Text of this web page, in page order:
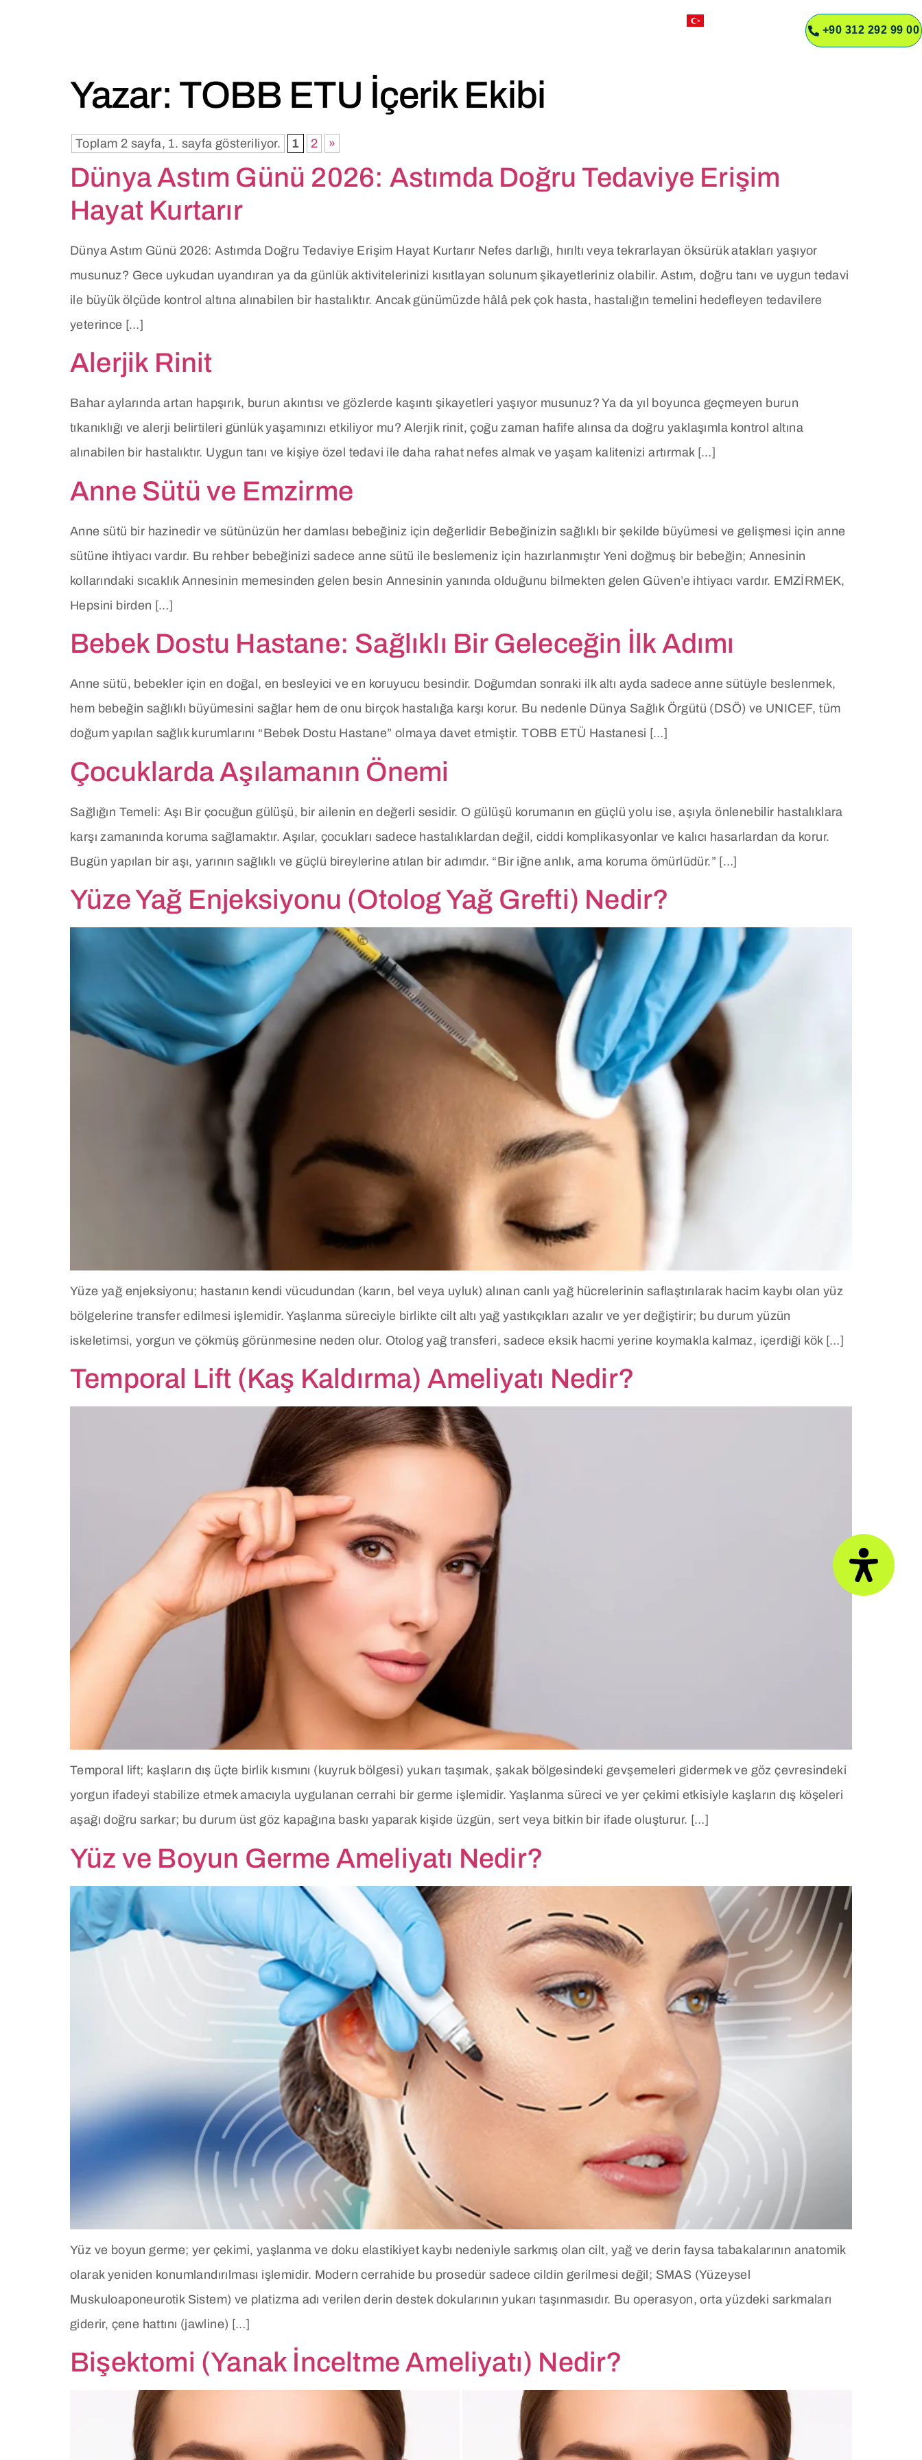
+90 312 292 99 00
Yazar: TOBB ETU İçerik Ekibi
Toplam 2 sayfa, 1. sayfa gösteriliyor. 1 2 »
Dünya Astım Günü 2026: Astımda Doğru Tedaviye Erişim
Hayat Kurtarır
Dünya Astım Günü 2026: Astımda Doğru Tedaviye Erişim Hayat Kurtarır Nefes darlığı, hırıltı veya tekrarlayan öksürük atakları yaşıyor
musunuz? Gece uykudan uyandıran ya da günlük aktivitelerinizi kısıtlayan solunum şikayetleriniz olabilir. Astım, doğru tanı ve uygun tedavi
ile büyük ölçüde kontrol altına alınabilen bir hastalıktır. Ancak günümüzde hâlâ pek çok hasta, hastalığın temelini hedefleyen tedavilere
yeterince […]
Alerjik Rinit
Bahar aylarında artan hapşırık, burun akıntısı ve gözlerde kaşıntı şikayetleri yaşıyor musunuz? Ya da yıl boyunca geçmeyen burun
tıkanıklığı ve alerji belirtileri günlük yaşamınızı etkiliyor mu? Alerjik rinit, çoğu zaman hafife alınsa da doğru yaklaşımla kontrol altına
alınabilen bir hastalıktır. Uygun tanı ve kişiye özel tedavi ile daha rahat nefes almak ve yaşam kalitenizi artırmak […]
Anne Sütü ve Emzirme
Anne sütü bir hazinedir ve sütünüzün her damlası bebeğiniz için değerlidir Bebeğinizin sağlıklı bir şekilde büyümesi ve gelişmesi için anne
sütüne ihtiyacı vardır. Bu rehber bebeğinizi sadece anne sütü ile beslemeniz için hazırlanmıştır Yeni doğmuş bir bebeğin; Annesinin
kollarındaki sıcaklık Annesinin memesinden gelen besin Annesinin yanında olduğunu bilmekten gelen Güven’e ihtiyacı vardır. EMZİRMEK,
Hepsini birden […]
Bebek Dostu Hastane: Sağlıklı Bir Geleceğin İlk Adımı
Anne sütü, bebekler için en doğal, en besleyici ve en koruyucu besindir. Doğumdan sonraki ilk altı ayda sadece anne sütüyle beslenmek,
hem bebeğin sağlıklı büyümesini sağlar hem de onu birçok hastalığa karşı korur. Bu nedenle Dünya Sağlık Örgütü (DSÖ) ve UNICEF, tüm
doğum yapılan sağlık kurumlarını “Bebek Dostu Hastane” olmaya davet etmiştir. TOBB ETÜ Hastanesi […]
Çocuklarda Aşılamanın Önemi
Sağlığın Temeli: Aşı Bir çocuğun gülüşü, bir ailenin en değerli sesidir. O gülüşü korumanın en güçlü yolu ise, aşıyla önlenebilir hastalıklara
karşı zamanında koruma sağlamaktır. Aşılar, çocukları sadece hastalıklardan değil, ciddi komplikasyonlar ve kalıcı hasarlardan da korur.
Bugün yapılan bir aşı, yarının sağlıklı ve güçlü bireylerine atılan bir adımdır. “Bir iğne anlık, ama koruma ömürlüdür.” […]
Yüze Yağ Enjeksiyonu (Otolog Yağ Grefti) Nedir?
Yüze yağ enjeksiyonu; hastanın kendi vücudundan (karın, bel veya uyluk) alınan canlı yağ hücrelerinin saflaştırılarak hacim kaybı olan yüz
bölgelerine transfer edilmesi işlemidir. Yaşlanma süreciyle birlikte cilt altı yağ yastıkçıkları azalır ve yer değiştirir; bu durum yüzün
iskeletimsi, yorgun ve çökmüş görünmesine neden olur. Otolog yağ transferi, sadece eksik hacmi yerine koymakla kalmaz, içerdiği kök […]
Temporal Lift (Kaş Kaldırma) Ameliyatı Nedir?
Temporal lift; kaşların dış üçte birlik kısmını (kuyruk bölgesi) yukarı taşımak, şakak bölgesindeki gevşemeleri gidermek ve göz çevresindeki
yorgun ifadeyi stabilize etmek amacıyla uygulanan cerrahi bir germe işlemidir. Yaşlanma süreci ve yer çekimi etkisiyle kaşların dış köşeleri
aşağı doğru sarkar; bu durum üst göz kapağına baskı yaparak kişide üzgün, sert veya bitkin bir ifade oluşturur. […]
Yüz ve Boyun Germe Ameliyatı Nedir?
Yüz ve boyun germe; yer çekimi, yaşlanma ve doku elastikiyet kaybı nedeniyle sarkmış olan cilt, yağ ve derin faysa tabakalarının anatomik
olarak yeniden konumlandırılması işlemidir. Modern cerrahide bu prosedür sadece cildin gerilmesi değil; SMAS (Yüzeysel
Muskuloaponeurotik Sistem) ve platizma adı verilen derin destek dokularının yukarı taşınmasıdır. Bu operasyon, orta yüzdeki sarkmaları
giderir, çene hattını (jawline) […]
Bişektomi (Yanak İnceltme Ameliyatı) Nedir?